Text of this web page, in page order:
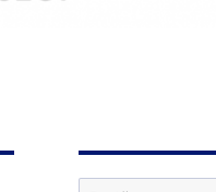
Caută